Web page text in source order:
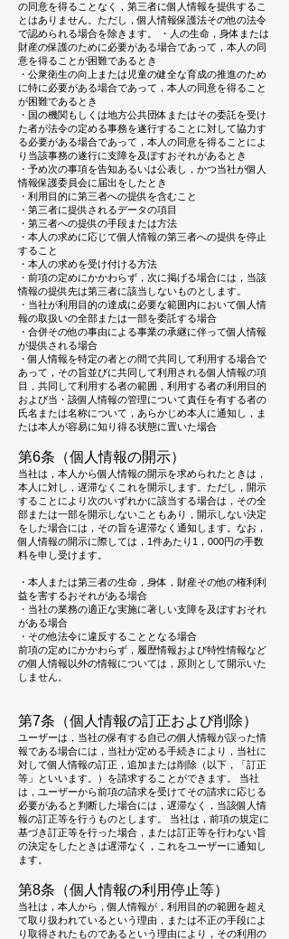
の同意を得ることなく，第三者に個人情報を提供するこ
とはありません。ただし，個人情報保護法その他の法令
で認められる場合を除きます。 ・人の生命，身体または
財産の保護のために必要がある場合であって，本人の同
意を得ることが困難であるとき
・公衆衛生の向上または児童の健全な育成の推進のため
に特に必要がある場合であって，本人の同意を得ること
が困難であるとき
・国の機関もしくは地方公共団体またはその委託を受け
た者が法令の定める事務を遂行することに対して協力す
る必要がある場合であって，本人の同意を得ることによ
り当該事務の遂行に支障を及ぼすおそれがあるとき
・予め次の事項を告知あるいは公表し，かつ当社が個人
情報保護委員会に届出をしたとき
・利用目的に第三者への提供を含むこと
・第三者に提供されるデータの項目
・第三者への提供の手段または方法
・本人の求めに応じて個人情報の第三者への提供を停止
すること
・本人の求めを受け付ける方法
・前項の定めにかかわらず，次に掲げる場合には，当該
情報の提供先は第三者に該当しないものとします。
・当社が利用目的の達成に必要な範囲内において個人情
報の取扱いの全部または一部を委託する場合
・合併その他の事由による事業の承継に伴って個人情報
が提供される場合
・個人情報を特定の者との間で共同して利用する場合で
あって，その旨並びに共同して利用される個人情報の項
目，共同して利用する者の範囲，利用する者の利用目的
および当・該個人情報の管理について責任を有する者の
氏名または名称について，あらかじめ本人に通知し，ま
たは本人が容易に知り得る状態に置いた場合
第6条（個人情報の開示）
当社は，本人から個人情報の開示を求められたときは，
本人に対し，遅滞なくこれを開示します。ただし，開示
することにより次のいずれかに該当する場合は，その全
部または一部を開示しないこともあり，開示しない決定
をした場合には，その旨を遅滞なく通知します。なお，
個人情報の開示に際しては，1件あたり1，000円の手数
料を申し受けます。
・本人または第三者の生命，身体，財産その他の権利利
益を害するおそれがある場合
・当社の業務の適正な実施に著しい支障を及ぼすおそれ
がある場合
・その他法令に違反することとなる場合
前項の定めにかかわらず，履歴情報および特性情報など
の個人情報以外の情報については，原則として開示いた
しません。
第7条（個人情報の訂正および削除）
ユーザーは，当社の保有する自己の個人情報が誤った情
報である場合には，当社が定める手続きにより，当社に
対して個人情報の訂正，追加または削除（以下，「訂正
等」といいます。）を請求することができます。 当社
は，ユーザーから前項の請求を受けてその請求に応じる
必要があると判断した場合には，遅滞なく，当該個人情
報の訂正等を行うものとします。 当社は，前項の規定に
基づき訂正等を行った場合，または訂正等を行わない旨
の決定をしたときは遅滞なく，これをユーザーに通知し
ます。
第8条（個人情報の利用停止等）
当社は，本人から，個人情報が，利用目的の範囲を超え
て取り扱われているという理由，または不正の手段によ
り取得されたものであるという理由により，その利用の